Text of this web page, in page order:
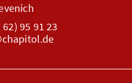
95 91 23